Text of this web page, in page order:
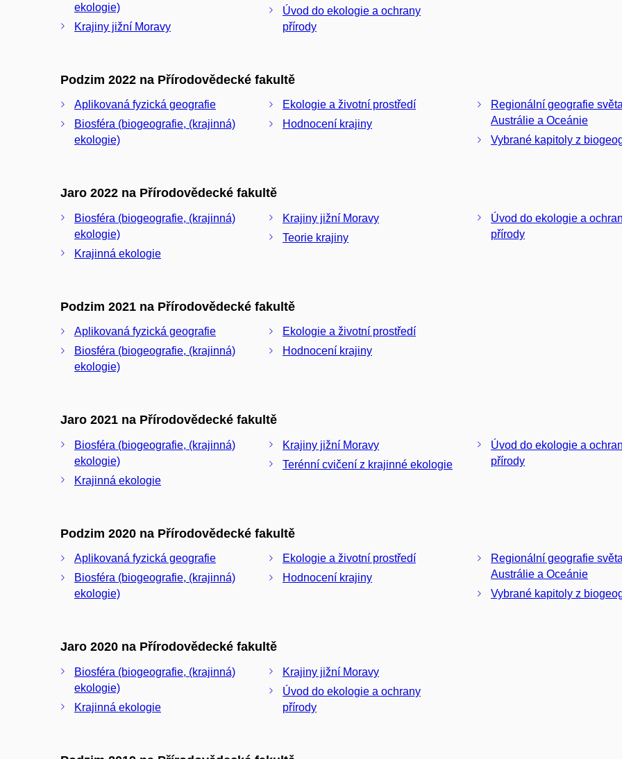
ekologie)
Krajiny jižní Moravy
Úvod do ekologie a ochrany
přírody
Podzim 2022 na Přírodovědecké fakultě
Aplikovaná fyzická geografie
Biosféra (biogeografie, (krajinná)
ekologie)
Ekologie a životní prostředí
Hodnocení krajiny
Regionální geografie
Austrálie a Oceánie
Vybrané kapitoly z
Jaro 2022 na Přírodovědecké fakultě
Biosféra (biogeografie, (krajinná)
ekologie)
Krajinná ekologie
Krajiny jižní Moravy
Teorie krajiny
Úvod do ekologie a
přírody
Podzim 2021 na Přírodovědecké fakultě
Aplikovaná fyzická geografie
Biosféra (biogeografie, (krajinná)
ekologie)
Ekologie a životní prostředí
Hodnocení krajiny
Jaro 2021 na Přírodovědecké fakultě
Biosféra (biogeografie, (krajinná)
ekologie)
Krajinná ekologie
Krajiny jižní Moravy
Terénní cvičení z krajinné ekologie
Úvod do ekologie a
přírody
Podzim 2020 na Přírodovědecké fakultě
Aplikovaná fyzická geografie
Biosféra (biogeografie, (krajinná)
ekologie)
Ekologie a životní prostředí
Hodnocení krajiny
Regionální geografie
Austrálie a Oceánie
Vybrané kapitoly z
Jaro 2020 na Přírodovědecké fakultě
Biosféra (biogeografie, (krajinná)
ekologie)
Krajinná ekologie
Krajiny jižní Moravy
Úvod do ekologie a ochrany
přírody